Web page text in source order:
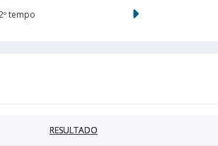
tempo
RESULTADO